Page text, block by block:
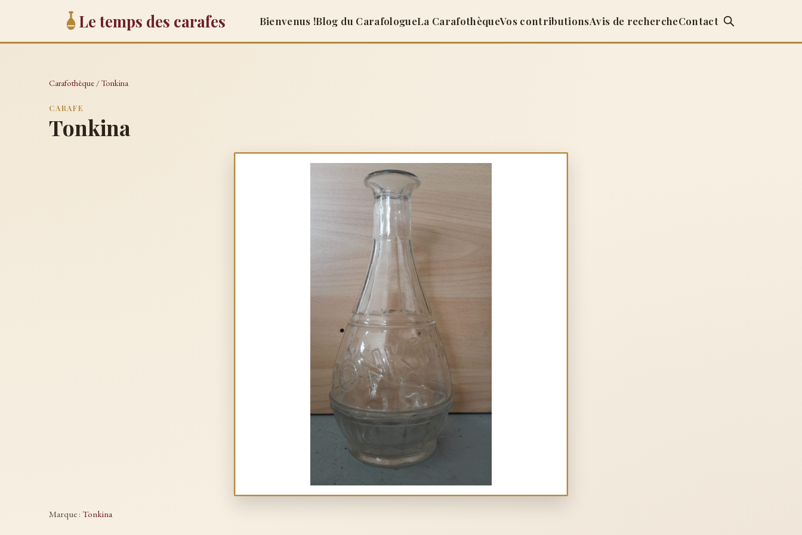
Le temps des carafes Bienvenus !Blog du CarafologueLa CarafothèqueVos contributionsAvis de rechercheContact
Carafothèque /Tonkina
CARAFE
Tonkina
Marque : Tonkina